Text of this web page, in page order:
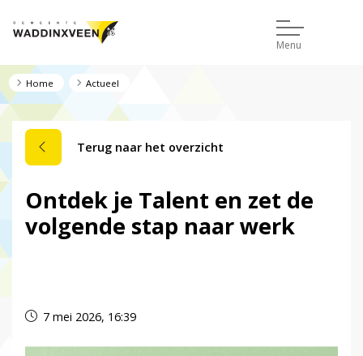
Menu
Home Actueel
Terug naar het overzicht
Ontdek je Talent en zet de
volgende stap naar werk
7 mei 2026, 16:39